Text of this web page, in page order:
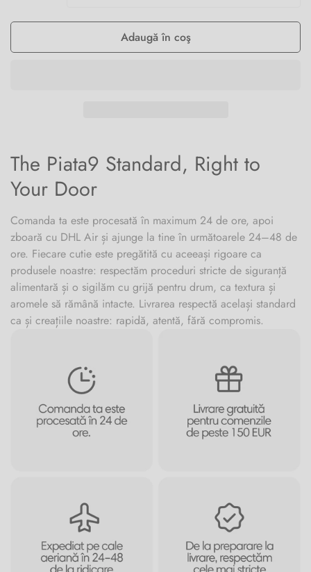
Adaugă în coş
The Piata9 Standard, Right to
Your Door
Comanda ta este procesată în maximum 24 de ore, apoi
zboară cu DHL Air și ajunge la tine în următoarele 24–48 de
ore. Fiecare cutie este pregătită cu aceeași rigoare ca
produsele noastre: respectăm proceduri stricte de siguranță
alimentară și o sigilăm cu grijă pentru drum, ca textura și
aromele să rămână intacte. Livrarea respectă același standard
ca și creațiile noastre: rapidă, atentă, fără compromis.